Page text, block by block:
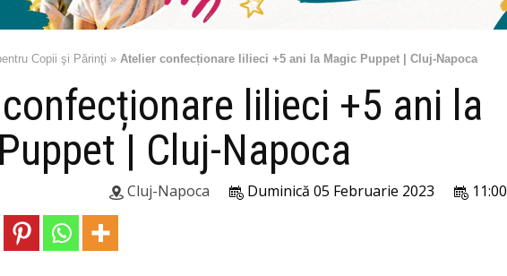
Copii şi Părinţi » Atelier confecționare lilieci +5 ani la Magic Puppet | Cluj-Napoca
lilieci +5 ani la
| Cluj-Napoca
11:00
Duminică 05 Februarie 2023
Cluj-Napoca